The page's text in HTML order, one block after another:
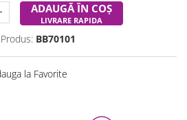
ADAUGĂ ÎN COȘ
LIVRARE RAPIDA
BB70101
la Favorite